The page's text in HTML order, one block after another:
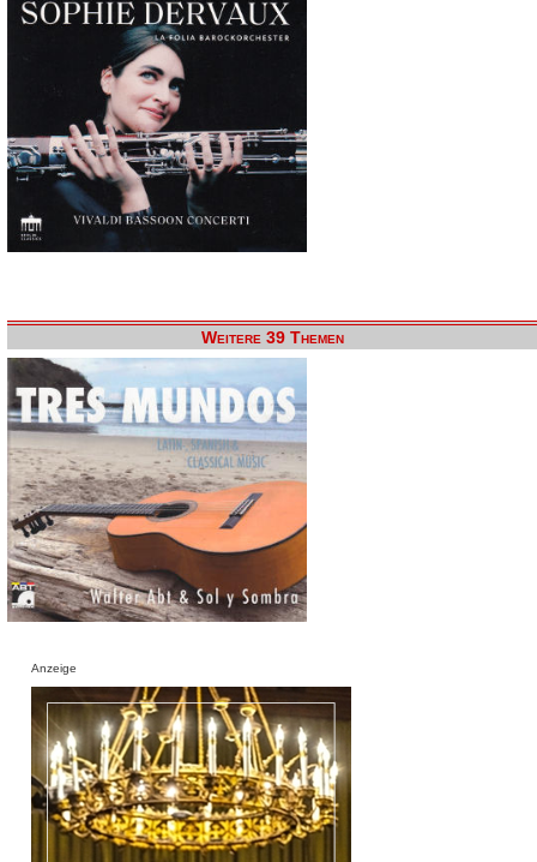
Weitere 39 Themen
Anzeige